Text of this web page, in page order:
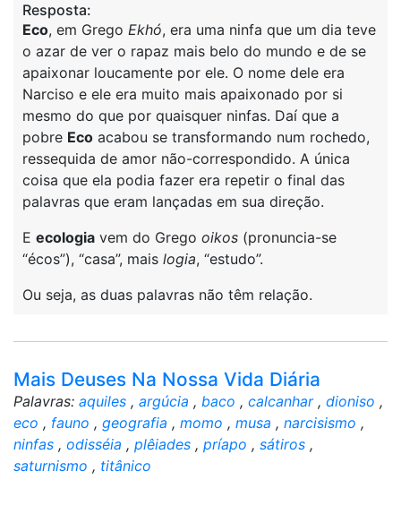
Resposta:
Eco, em Grego Ekhó, era uma ninfa que um dia teve
o azar de ver o rapaz mais belo do mundo e de se
apaixonar loucamente por ele. O nome dele era
Narciso e ele era muito mais apaixonado por si
mesmo do que por quaisquer ninfas. Daí que a
pobre Eco acabou se transformando num rochedo,
ressequida de amor não-correspondido. A única
coisa que ela podia fazer era repetir o final das
palavras que eram lançadas em sua direção.
E ecologia vem do Grego oikos (pronuncia-se
“écos”), “casa”, mais logia, “estudo”.
Ou seja, as duas palavras não têm relação.
Mais Deuses Na Nossa Vida Diária
Palavras: aquiles , argúcia , baco , calcanhar, dioniso ,
eco , fauno , geografia , momo , musa , narcisismo ,
ninfas , odisséia , plêiades , príapo , sátiros ,
saturnismo , titânico